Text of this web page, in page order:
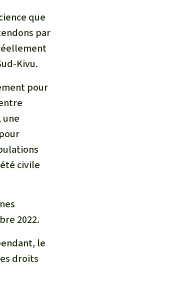
que
par
Kivu.
pour
une
civile
2022.
le
droits